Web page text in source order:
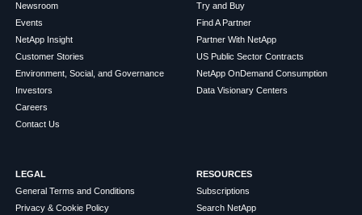
Newsroom
Events
NetApp Insight
Customer Stories
Environment, Social, and Governance
Investors
Careers
Contact Us
Try and Buy
Find A Partner
Partner With NetApp
US Public Sector Contracts
NetApp OnDemand Consumption
Data Visionary Centers
LEGAL
General Terms and Conditions
Privacy & Cookie Policy
RESOURCES
Subscriptions
Search NetApp